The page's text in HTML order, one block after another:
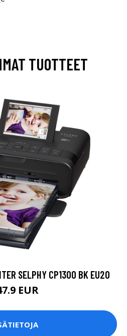
TUOTTEET
SELPHY CP1300 BK EU20
EUR